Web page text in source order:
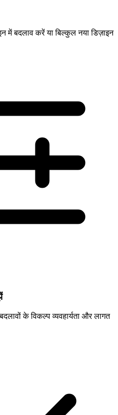
में बदलाव करें या बिल्कुल नया डिज़ाइन
के विकल्प व्यवहार्यता और लागत